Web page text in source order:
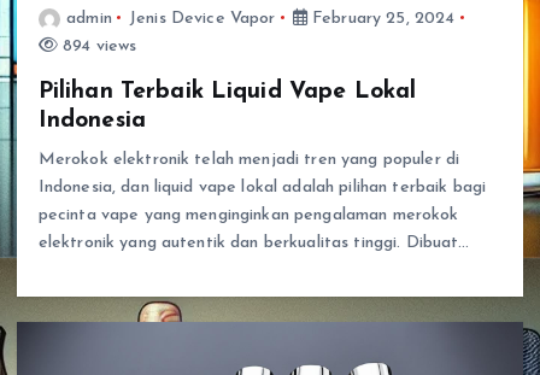
admin Jenis Device Vapor
February 25, 2024
894 views
Pilihan Terbaik Liquid Vape Lokal
Indonesia
Merokok elektronik telah menjadi tren yang populer di
Indonesia, dan liquid vape lokal adalah pilihan terbaik bagi
pecinta vape yang menginginkan pengalaman merokok
elektronik yang autentik dan berkualitas tinggi. Dibuat…